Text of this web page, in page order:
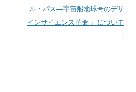
ル・パス―宇宙船地球号のデザ
インサイエンス革命 』について
→